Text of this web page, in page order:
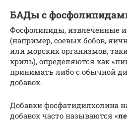
БАДы с
Фосфолипиды, извлеченные
(например, соевых бобов,
или морских организмов,
криль), определяются как
принимать либо с обычной
добавок.
Добавки фосфатидилхолина
добавок часто называются «